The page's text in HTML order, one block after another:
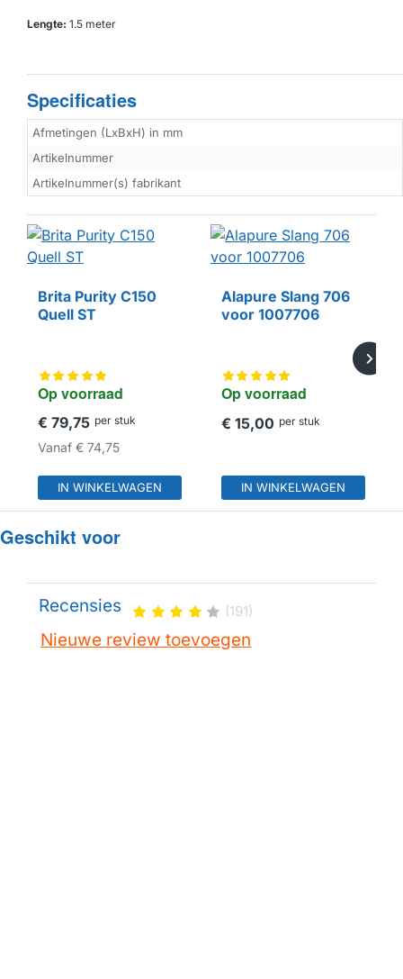
Lengte: 1.5 meter
Specificaties
Afmetingen (LxBxH) in mm
Artikelnummer
Artikelnummer(s) fabrikant
Op voorraad
Brita Purity C150
Quell ST
€ 79,75 per stuk
Vanaf € 74,75
IN WINKELWAGEN
HUISMERK
Op voorraad
Alapure Slang 706
voor 1007706
€ 15,00 per stuk
IN WINKELWAGEN
Geschikt voor
Recensies (191)
Nieuwe review toevoegen